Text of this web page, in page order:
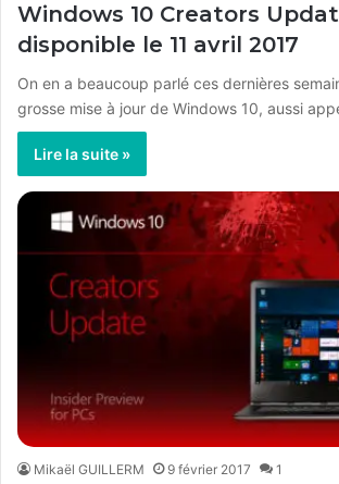
Windows 10 Creators
disponible le 11 avril 2017
On en a beaucoup parlé ces dernières
grosse mise à jour de Windows 10, aussi
Lire la suite »
Mikaël GUILLERM 9 février 2017 1